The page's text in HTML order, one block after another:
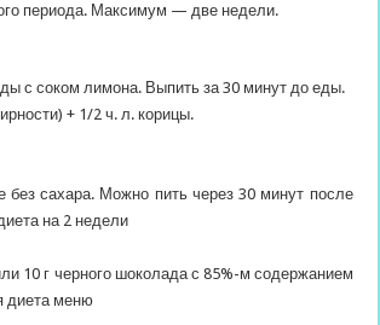
периода. Максимум — две недели.
с соком лимона. Выпить за 30 минут до еды.
+ 1/2 ч. л. корицы.
без сахара. Можно пить через 30 минут после
на 2 недели
10 г черного шоколада с 85%-м содержанием
диета меню